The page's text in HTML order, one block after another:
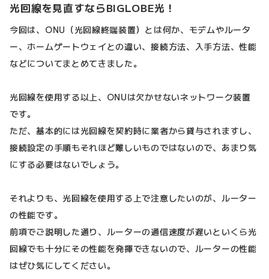
光回線を見直すならBIGLOBE光！
今回は、ONU（光回線終端装置）とは何か、モデムやルータ
ー、ホームゲートウェイとの違い、接続方法、入手方法、性能
などについてまとめてきました。
光回線を使用する以上、ONUは欠かせないネットワーク装置
です。
ただ、基本的には光回線を契約時に業者から貸与されますし、
接続設定の手順もそれほど難しいものではないので、あまり気
にする必要はないでしょう。
それよりも、光回線を使用する上で注意したいのが、ルーター
の性能です。
前項でご説明した通り、ルーターの通信速度が遅いといくら光
回線でも十分にその性能を発揮できないので、ルーターの性能
はぜひ気にしてください。